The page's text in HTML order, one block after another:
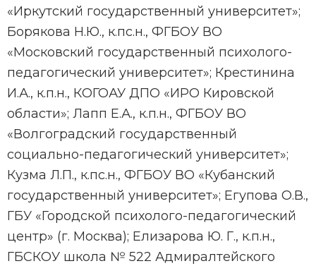
«Иркутский государственный университет»;
Борякова Н.Ю., к.пс.н., ФГБОУ ВО
«Московский государственный психолого-
педагогический университет»; Крестинина
И.А., к.п.н., КОГОАУ ДПО «ИРО Кировской
области»; Лапп Е.А., к.п.н., ФГБОУ ВО
«Волгоградский государственный
социально-педагогический университет»;
Кузма Л.П., к.пс.н., ФГБОУ ВО «Кубанский
государственный университет»; Егупова О.В.,
ГБУ «Городской психолого-педагогический
центр» (г. Москва); Елизарова Ю. Г., к.п.н.,
ГБСКОУ школа № 522 Адмиралтейского